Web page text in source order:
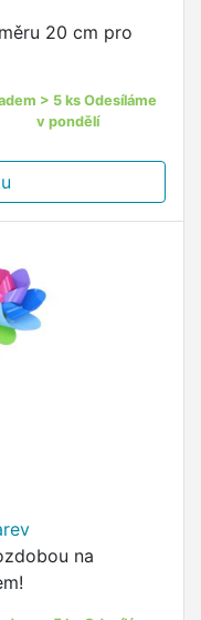
20 cm pro
> 5 ks Odesíláme
v pondělí
na